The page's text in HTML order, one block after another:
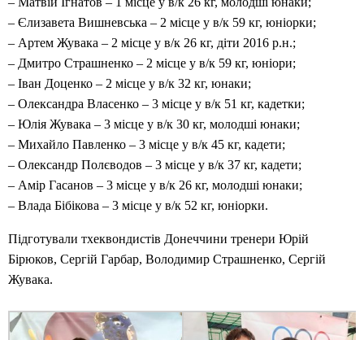
– Єлизавета Вишневська – 2 місце у в/к 59 кг, юніорки;
– Артем Жувака – 2 місце у в/к 26 кг, діти 2016 р.н.;
– Дмитро Страшненко – 2 місце у в/к 59 кг, юніори;
– Іван Доценко – 2 місце у в/к 32 кг, юнаки;
– Олександра Власенко – 3 місце у в/к 51 кг, кадетки;
– Юлія Жувака – 3 місце у в/к 30 кг, молодші юнаки;
– Михайло Павленко – 3 місце у в/к 45 кг, кадети;
– Олександр Полєводов – 3 місце у в/к 37 кг, кадети;
– Амір Гасанов – 3 місце у в/к 26 кг, молодші юнаки;
– Влада Бібікова – 3 місце у в/к 52 кг, юніорки.
Підготували тхеквондистів Донеччини тренери Юрій
Бірюков, Сергій Гарбар, Володимир Страшненко, Сергій
Жувака.